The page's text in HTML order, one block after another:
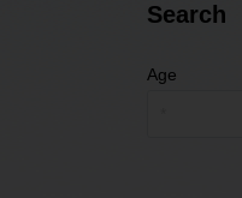
Search
Age